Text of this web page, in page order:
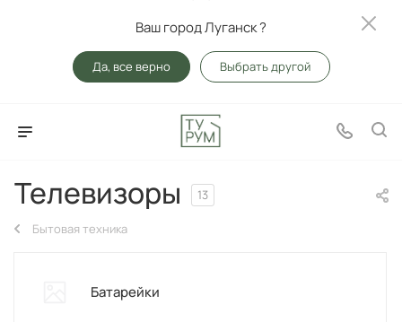
Ваш город Луганск ?
Да, все верно Выбрать другой
Телевизоры 13
Бытовая техника
Батарейки